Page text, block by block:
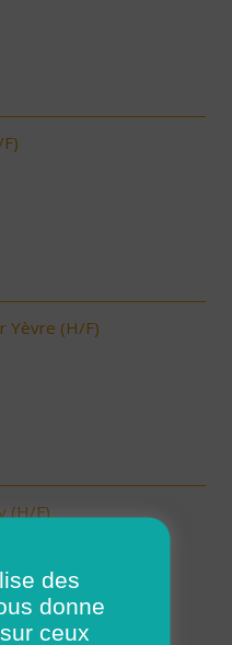
Yèvre (H/F)
(H/F)
des
donne
ceux